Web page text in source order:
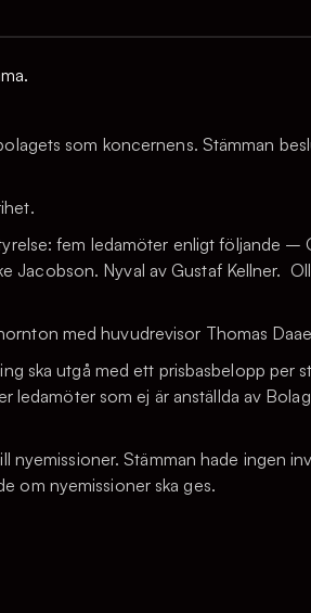
som koncernens. Stämman
fem ledamöter enligt följande –
Jacobson. Nyval av Gustaf Kellner.
med huvudrevisor Thomas
ska utgå med ett prisbasbelopp per
som ej är anställda av
Stämman hade ingen
om nyemissioner ska ges.